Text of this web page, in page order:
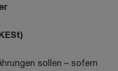
sollen – sofern